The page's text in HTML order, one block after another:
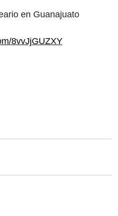
en Guanajuato
8vvJjGUZXY